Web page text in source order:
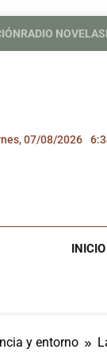
RADIO NOVELAS
07/08/2026
INICIO
y entorno